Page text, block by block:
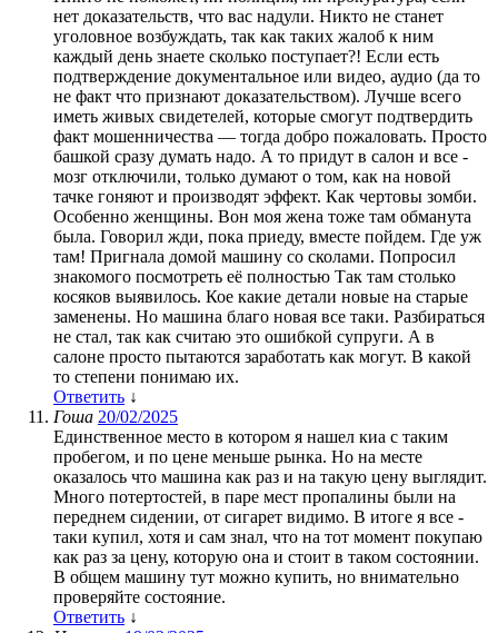
нет доказательств, что вас надули. Никто не станет
уголовное возбуждать, так как таких жалоб к ним
каждый день знаете сколько поступает?! Если есть
подтверждение документальное или видео, аудио (да то
не факт что признают доказательством). Лучше всего
иметь живых свидетелей, которые смогут подтвердить
факт мошенничества — тогда добро пожаловать. Просто
башкой сразу думать надо. А то придут в салон и все -
мозг отключили, только думают о том, как на новой
тачке гоняют и производят эффект. Как чертовы зомби.
Особенно женщины. Вон моя жена тоже там обманута
была. Говорил жди, пока приеду, вместе пойдем. Где уж
там! Пригнала домой машину со сколами. Попросил
знакомого посмотреть её полностью Так там столько
косяков выявилось. Кое какие детали новые на старые
заменены. Но машина благо новая все таки. Разбираться
не стал, так как считаю это ошибкой супруги. А в
салоне просто пытаются заработать как могут. В какой
то степени понимаю их.
Ответить ↓
Гоша 20/02/2025
Единственное место в котором я нашел киа с таким
пробегом, и по цене меньше рынка. Но на месте
оказалось что машина как раз и на такую цену выглядит.
Много потертостей, в паре мест пропалины были на
переднем сидении, от сигарет видимо. В итоге я все -
таки купил, хотя и сам знал, что на тот момент покупаю
как раз за цену, которую она и стоит в таком состоянии.
В общем машину тут можно купить, но внимательно
проверяйте состояние.
Ответить ↓